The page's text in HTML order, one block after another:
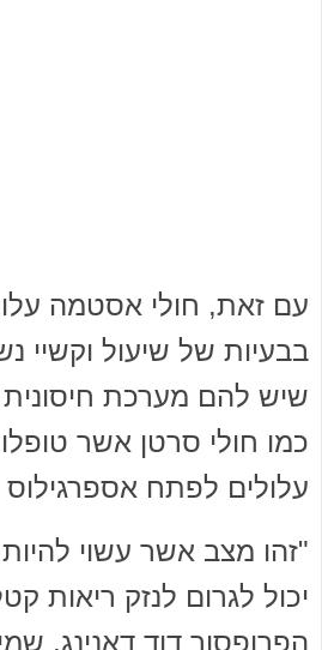
עם זאת, חולי אסטמה
בבעיות של שיעול וקשיי
שיש להם מערכת
כמו חולי סרטן אשר
עלולים לפתח אספרגילוס
"זהו מצב אשר עשוי
יכול לגרום לנזק ריאות
הפרופסור דוד דאנינג,